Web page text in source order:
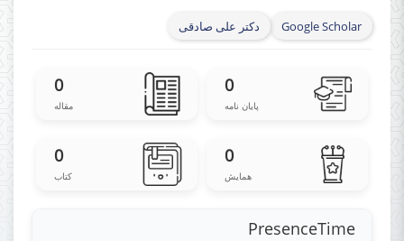
Google Scholar دکتر علی صادقی
0
پایان نامه
0
مقاله
0
همایش
0
کتاب
PresenceTime